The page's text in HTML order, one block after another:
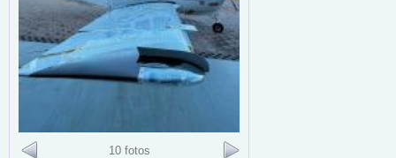
10 fotos